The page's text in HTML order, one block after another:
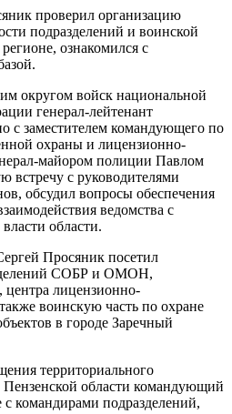
проверил организацию
подразделений и воинской
ознакомился с
округом войск национальной
генерал-лейтенант
с заместителем командующего по
охраны и лицензионно-
майором полиции Павлом
встречу с руководителями
обсудил вопросы обеспечения
ведомства с
области.
Просяник посетил
СОБР и ОМОН,
центра лицензионно-
воинскую часть по охране
в городе Заречный
территориального
Пензенской области командующий
командирами подразделений,